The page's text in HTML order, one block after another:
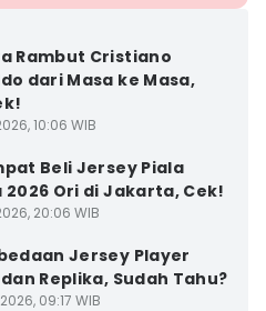
Rambut Cristiano
dari Masa ke Masa,
10:06 WIB
Beli Jersey Piala
2026 Ori di Jakarta, Cek!
20:06 WIB
Jersey Player
Replika, Sudah Tahu?
09:17 WIB